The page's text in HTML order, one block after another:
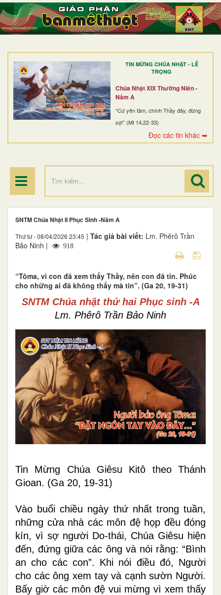
TIN MỪNG CHÚA NHẬT - LỄ
TRỌNG
Chúa Nhật XIX Thường Niên -
Năm A
“Cứ yên tâm, chính Thầy đây, đừng
sợ!” (Mt 14,22-33)
Đọc các tin khác ➥
TRANG NHẤT
GIỚI THIỆU
DÒNG TU
BAN MỤC VỤ
ĐOÀN THỂ CG
ĐIỂM HÀNH HƯƠNG
SNTM Chúa Nhật II Phục Sinh -Năm A
Thứ tư - 08/04/2026 23:45 | Tác giả bài viết: Lm. Phêrô Trần
Bảo Ninh |
918
“Tôma, vì con đã xem thấy Thầy, nên con đã tin. Phúc
cho những ai đã không thấy mà tin”. (Ga 20, 19-31)
SNTM Chúa nhật thứ hai Phục sinh -A
Lm. Phêrô Trần Bảo Ninh
Tin Mừng Chúa Giêsu Kitô theo Thánh
Gioan. (Ga 20, 19-31)
Vào buổi chiều ngày thứ nhất trong tuần,
những cửa nhà các môn đệ họp đều đóng
kín, vì sợ người Do-thái, Chúa Giêsu hiện
đến, đứng giữa các ông và nói rằng: “Bình
an cho các con”. Khi nói điều đó, Người
cho các ông xem tay và cạnh sườn Người.
Bấy giờ các môn đệ vui mừng vì xem thấy